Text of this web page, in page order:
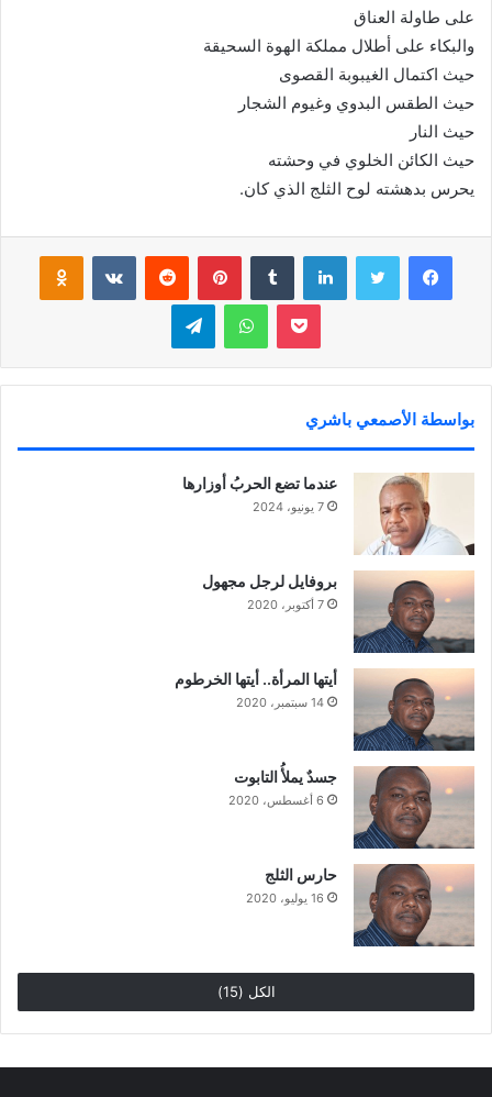
على طاولة العناق
والبكاء على أطلال مملكة الهوة السحيقة
حيث اكتمال الغيبوبة القصوى
حيث الطقس البدوي وغيوم الشجار
حيث النار
حيث الكائن الخلوي في وحشته
يحرس بدهشته لوح الثلج الذي كان.
فيسبوك لينكدإن بينتيريست
بوكيت واتساب تيلقرام
بواسطة الأصمعي باشري
عندما تضع الحربُ أوزارها
7 يونيو، 2024
بروفايل لرجل مجهول
7 أكتوبر، 2020
أيتها المرأة.. أيتها الخرطوم
14 سبتمبر، 2020
جسدٌ يملأُ التابوت
6 أغسطس، 2020
حارس الثلج
16 يوليو، 2020
الكل (15)